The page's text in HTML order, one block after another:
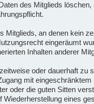
des Mitglieds
Mitglieds, an denen kein
eingeräumt
Inhalten anderer
oder dauerhaft
mit
oder die guten Sitten
eines